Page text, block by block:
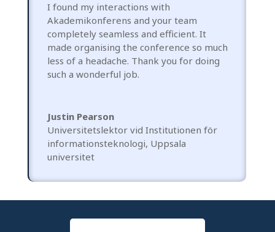
I found my interactions with
Akademikonferens and your team
completely seamless and efficient. It
made organising the conference so much
less of a headache. Thank you for doing
such a wonderful job.
Justin Pearson
Universitetslektor vid Institutionen för
informationsteknologi, Uppsala
universitet